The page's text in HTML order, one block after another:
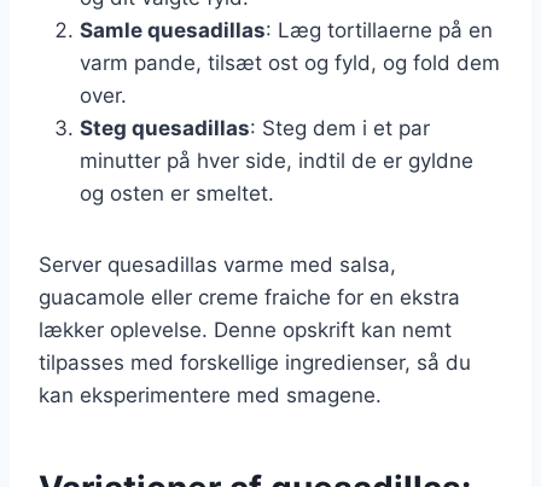
Samle quesadillas: Læg tortillaerne på en
varm pande, tilsæt ost og fyld, og fold dem
over.
Steg quesadillas: Steg dem i et par
minutter på hver side, indtil de er gyldne
og osten er smeltet.
Server quesadillas varme med salsa,
guacamole eller creme fraiche for en ekstra
lækker oplevelse. Denne opskrift kan nemt
tilpasses med forskellige ingredienser, så du
kan eksperimentere med smagene.